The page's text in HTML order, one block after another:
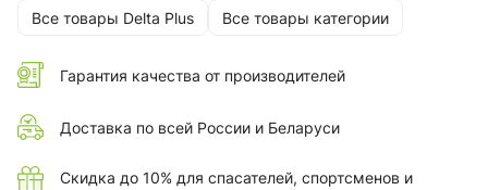
Все товары Delta Plus Все товары категории
Гарантия качества от производителей
Доставка по всей России и Беларуси
Скидка до 10% для спасателей, спортсменов и